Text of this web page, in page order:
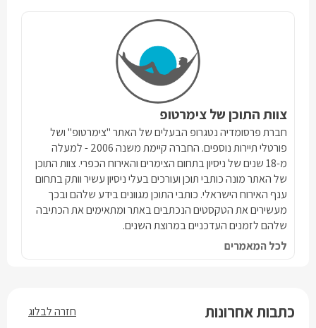
צוות התוכן של צימרטופ
חברת פרסומדיה נטגרופ הבעלים של האתר "צימרטופ" ושל
פורטלי תיירות נוספים. החברה קיימת משנה 2006 - למעלה
מ-18 שנים של ניסיון בתחום הצימרים והאירוח הכפרי. צוות התוכן
של האתר מונה כותבי תוכן ועורכים בעלי ניסיון עשיר וותק בתחום
ענף האירוח הישראלי. כותבי התוכן מגוונים בידע שלהם ובכך
מעשירים את הטקסטים הנכתבים באתר ומתאימים את הכתיבה
שלהם לזמנים העדכניים במרוצת השנים.
לכל המאמרים
כתבות אחרונות חזרה לבלוג